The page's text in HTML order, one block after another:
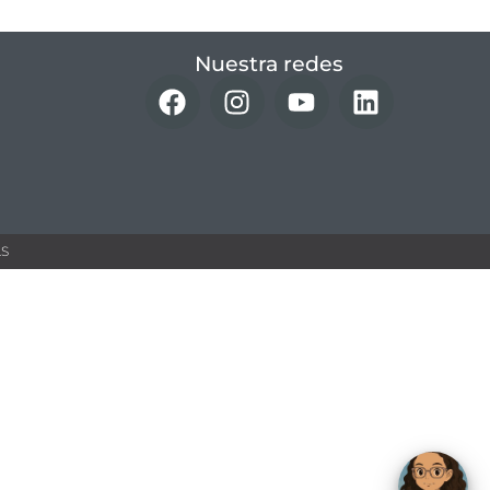
Nuestra redes